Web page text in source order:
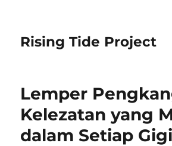
Rising Tide Project
Lemper
Kelezatan yang
dalam Setiap